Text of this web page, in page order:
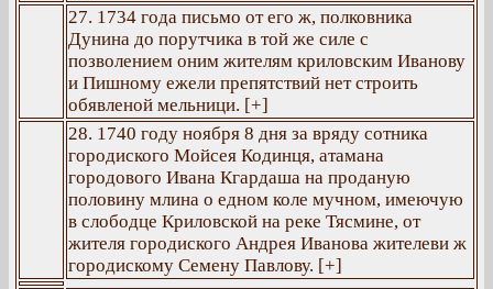
27. 1734 года письмо от его ж, полковника
Дунина до порутчика в той же силе с
позволением оним жителям криловским Иванову
и Пишному ежели препятствий нет строить
обявленой мельници. [+]
28. 1740 году ноября 8 дня за вряду сотника
городиского Мойсея Кодинця, атамана
городового Ивана Кгардаша на проданую
половину млина о едном коле мучном, имеючую
в слободце Криловской на реке Тясмине, от
жителя городиского Андрея Иванова жителеви ж
городискому Семену Павлову. [+]